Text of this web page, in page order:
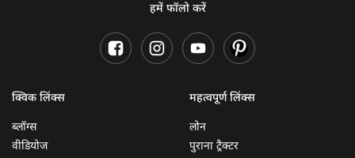
हमें फॉलो करें
क्विक लिंक्स
ब्लॉग्स
वीडियोज
महत्वपूर्ण लिंक्स
लोन
पुराना ट्रैक्टर